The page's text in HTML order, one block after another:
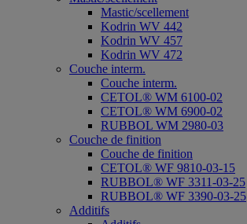
Mastic/scellement
Kodrin WV 442
Kodrin WV 457
Kodrin WV 472
Couche interm.
Couche interm.
CETOL® WM 6100-02
CETOL® WM 6900-02
RUBBOL WM 2980-03
Couche de finition
Couche de finition
CETOL® WF 9810-03-15
RUBBOL® WF 3311-03-25
RUBBOL® WF 3390-03-25
Additifs